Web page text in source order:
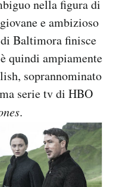
nella figura di
e ambizioso
Baltimora finisce
quindi ampiamente
soprannominato
serie tv di HBO
.